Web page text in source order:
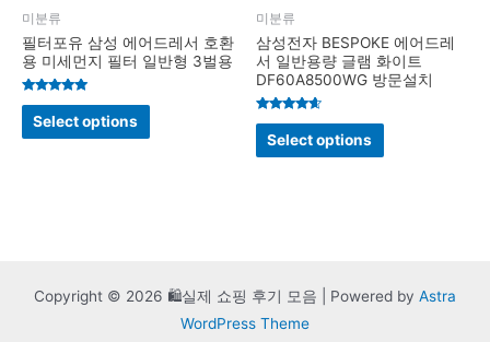
미분류
필터포유 삼성 에어드레서 호환
용 미세먼지 필터 일반형 3벌용
Rated
4.8
out of 5
Select options
미분류
삼성전자 BESPOKE 에어드레
서 일반용량 글램 화이트
DF60A8500WG 방문설치
Rated
4.4
out of 5
Select options
Copyright © 2026 🛍️실제 쇼핑 후기 모음 | Powered by Astra
WordPress Theme